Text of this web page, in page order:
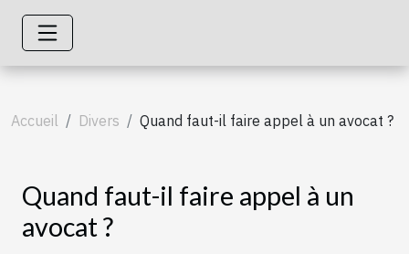
Accueil Divers Quand faut-il faire appel à un avocat ?
Quand faut-il faire appel à un
avocat ?